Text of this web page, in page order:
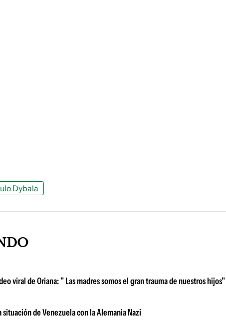
Dybala
viral de Oriana: " Las madres somos el gran trauma de nuestros hijos"
de Venezuela con la Alemania Nazi